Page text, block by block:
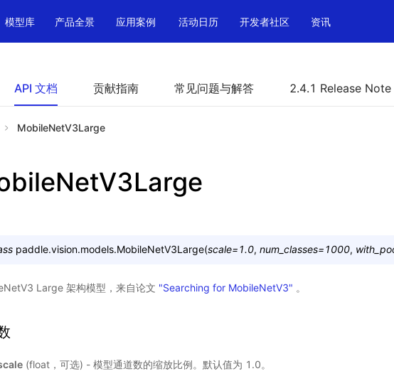
模型库 产品全景 应用案例 活动日历 开发者社区 资讯
API 文档 贡献指南 常见问题与解答 2.4.1 Release Note
MobileNetV3Large
paddle.vision.models.MobileNetV3Large(scale=1.0, num_classes=1000,
Large 架构模型，来自论文 "Searching for MobileNetV3" 。
(float，可选) - 模型通道数的缩放比例。默认值为 1.0。